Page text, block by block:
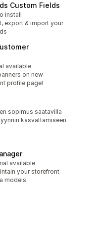
Custom Fields
install
export & import your
available
on new
profile page!
sopimus saatavilla
kasvattamiseen
available
your storefront
models.